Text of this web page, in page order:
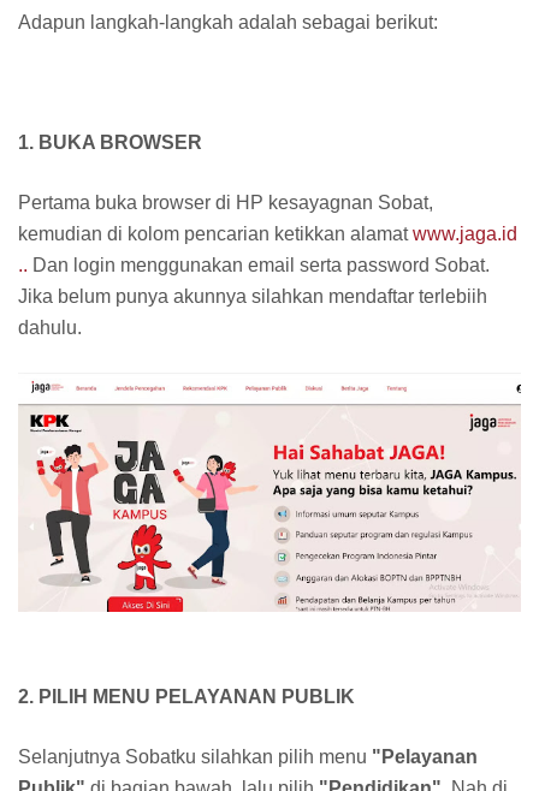
Adapun langkah-langkah adalah sebagai berikut:
1. BUKA BROWSER
Pertama buka browser di HP kesayagnan Sobat,
kemudian di kolom pencarian ketikkan alamatwww.jaga.id
.. Dan login menggunakan email serta password Sobat.
Jika belum punya akunnya silahkan mendaftar terlebiih
dahulu.
2. PILIH MENU PELAYANAN PUBLIK
Selanjutnya Sobatku silahkan pilih menu "Pelayanan